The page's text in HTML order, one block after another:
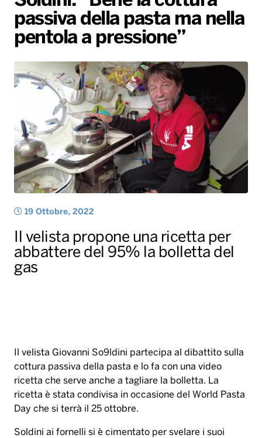
PALATOUR
Musica e Spettacolo
Sport
Radio Norba Consiglia
Leggerissime
Generale
Novità
Notiziario
Interviste
Oroscopo
Speciale Astrabilia 2026
Radio Norba News TV
Voce al Bari
Battiti Live 2026
Gallery
passiva della pasta ma nella
pentola a pressione”
19 Ottobre, 2022
Il velista propone una ricetta per
abbattere del 95% la bolletta del
gas
Il velista Giovanni So9ldini partecipa al dibattito sulla
cottura passiva della pasta e lo fa con una video
ricetta che serve anche a tagliare la bolletta. La
ricetta è stata condivisa in occasione del World Pasta
Day che si terrà il 25 ottobre.
Soldini ai fornelli si è cimentato per svelare i suoi